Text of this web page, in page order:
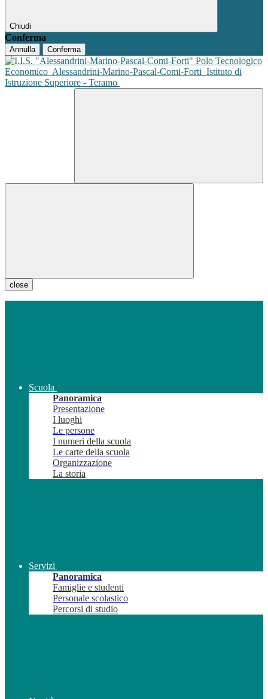
Chiudi
Conferma
Annulla Conferma
Polo Tecnologico
Economico Alessandrini-Marino-Pascal-Comi-Forti Istituto di
Istruzione Superiore - Teramo
close
Scuola
Panoramica
Presentazione
I luoghi
Le persone
I numeri della scuola
Le carte della scuola
Organizzazione
La storia
Servizi
Panoramica
Famiglie e studenti
Personale scolastico
Percorsi di studio